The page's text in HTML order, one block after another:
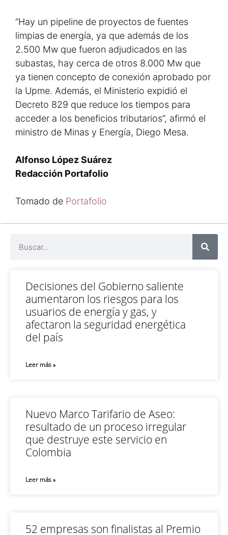
“Hay un pipeline de proyectos de fuentes
limpias de energía, ya que además de los
2.500 Mw que fueron adjudicados en las
subastas, hay cerca de otros 8.000 Mw que
ya tienen concepto de conexión aprobado por
la Upme. Además, el Ministerio expidió el
Decreto 829 que reduce los tiempos para
acceder a los beneficios tributarios”, afirmó el
ministro de Minas y Energía, Diego Mesa.
Alfonso López Suárez
Redacción Portafolio
Tomado de Portafolio
Decisiones del Gobierno saliente
aumentaron los riesgos para los
usuarios de energía y gas, y
afectaron la seguridad energética
del país
Leer más »
Nuevo Marco Tarifario de Aseo:
resultado de un proceso irregular
que destruye este servicio en
Colombia
Leer más »
52 empresas son finalistas al Premio